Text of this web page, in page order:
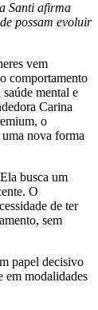
Santi afirma
possam evoluir
vem
comportamento
mental e
Carina
o
nova forma
busca um
O
de ter
sem
papel decisivo
em modalidades